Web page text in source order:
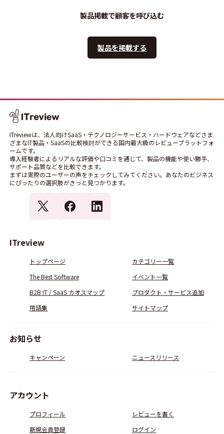
製品掲載で顧客を呼び込む
製品を掲載する
ITreviewは、法人向けSaaS・テクノロジーサービス・ハードウェアなどさま
ざまなIT製品・SaaSの比較検討ができる国内最大級のレビュープラットフォ
ームです。
導入経験者によるリアルな評価や口コミを通じて、製品の機能や使い勝手、
サポート品質などを比較できます。
まずは実際のユーザーの声をチェックしてみてください。あなたのビジネス
にぴったりの選択肢がきっと見つかります。
ITreview
トップページ
カテゴリー一覧
The Best Software
イベント一覧
B2B IT / SaaS カオスマップ
プロダクト・サービス追加
用語集
サイトマップ
お知らせ
キャンペーン ニュースリリース
アカウント
プロフィール
レビューを書く
新規会員登録
ログイン